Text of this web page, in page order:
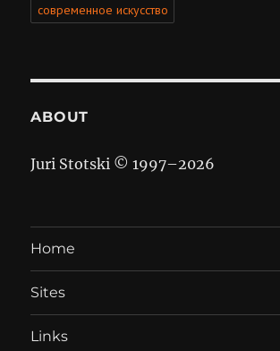
современное искусство
ABOUT
Juri Stotski © 1997–2026
Home
Sites
Links